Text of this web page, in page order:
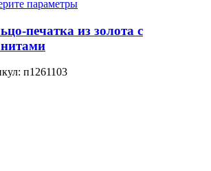
параметры
печатка из золота с
п1261103